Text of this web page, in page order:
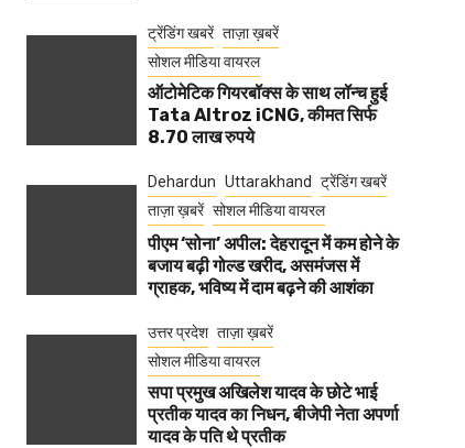
ट्रेंडिंग खबरें ताज़ा ख़बरें
सोशल मीडिया वायरल
ऑटोमेटिक गियरबॉक्स के साथ लॉन्च हुई
Tata Altroz iCNG, कीमत सिर्फ
8.70 लाख रुपये
Dehardun Uttarakhand
ट्रेंडिंग खबरें
ताज़ा ख़बरें सोशल मीडिया वायरल
पीएम ‘सोना’ अपील: देहरादून में कम होने के
बजाय बढ़ी गोल्ड खरीद, असमंजस में
ग्राहक, भविष्य में दाम बढ़ने की आशंका
उत्तर प्रदेश ताज़ा ख़बरें
सोशल मीडिया वायरल
सपा प्रमुख अखिलेश यादव के छोटे भाई
प्रतीक यादव का निधन, बीजेपी नेता अपर्णा
यादव के पति थे प्रतीक